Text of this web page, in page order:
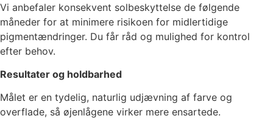
Vi anbefaler konsekvent solbeskyttelse de følgende
måneder for at minimere risikoen for midlertidige
pigmentændringer. Du får råd og mulighed for kontrol
efter behov.
Resultater og holdbarhed
Målet er en tydelig, naturlig udjævning af farve og
overflade, så øjenlågene virker mere ensartede.